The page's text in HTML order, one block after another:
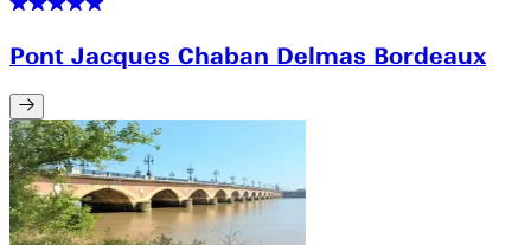
Pont Jacques Chaban Delmas Bordeaux